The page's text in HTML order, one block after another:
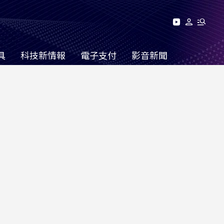
科技新情報 電子支付 影音新聞